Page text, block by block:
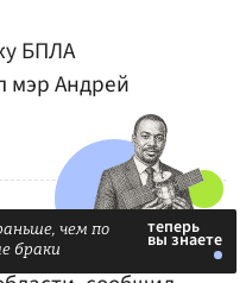
БПЛА
мэр Андрей
и две цистерны
чем по
браки